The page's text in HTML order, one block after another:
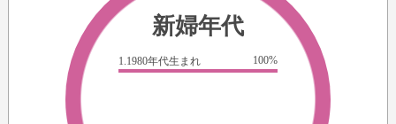
新婦年代
1.1980年代生まれ 100%